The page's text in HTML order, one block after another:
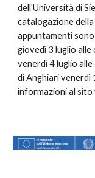
dell'Università di
catalogazione
appuntamenti
giovedì 3 luglio
venerdì 4 luglio
di Anghiari venerdì
informazioni al